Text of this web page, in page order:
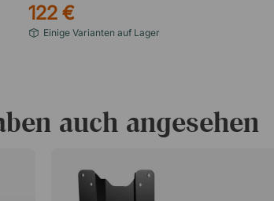
122 €
Einige Varianten auf Lager
auch angesehen